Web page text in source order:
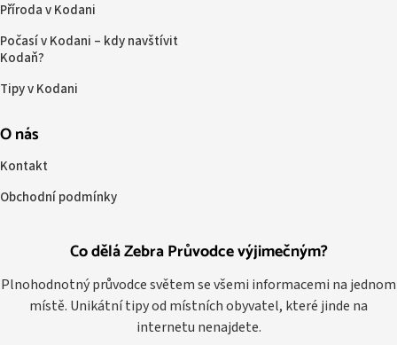
Co dělá Zebra Průvodce výjimečným?
Plnohodnotný průvodce světem se všemi informacemi na jednom
místě. Unikátní tipy od místních obyvatel, které jinde na
internetu nenajdete.
Příroda v Kodani
Počasí v Kodani – kdy navštívit
Kodaň?
Tipy v Kodani
O nás
Kontakt
Obchodní podmínky